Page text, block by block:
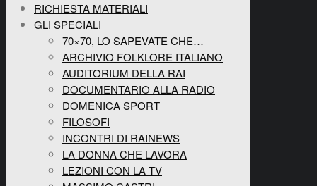
RICHIESTA MATERIALI
GLI SPECIALI
70×70, LO SAPEVATE CHE…
ARCHIVIO FOLKLORE ITALIANO
AUDITORIUM DELLA RAI
DOCUMENTARIO ALLA RADIO
DOMENICA SPORT
FILOSOFI
INCONTRI DI RAINEWS
LA DONNA CHE LAVORA
LEZIONI CON LA TV